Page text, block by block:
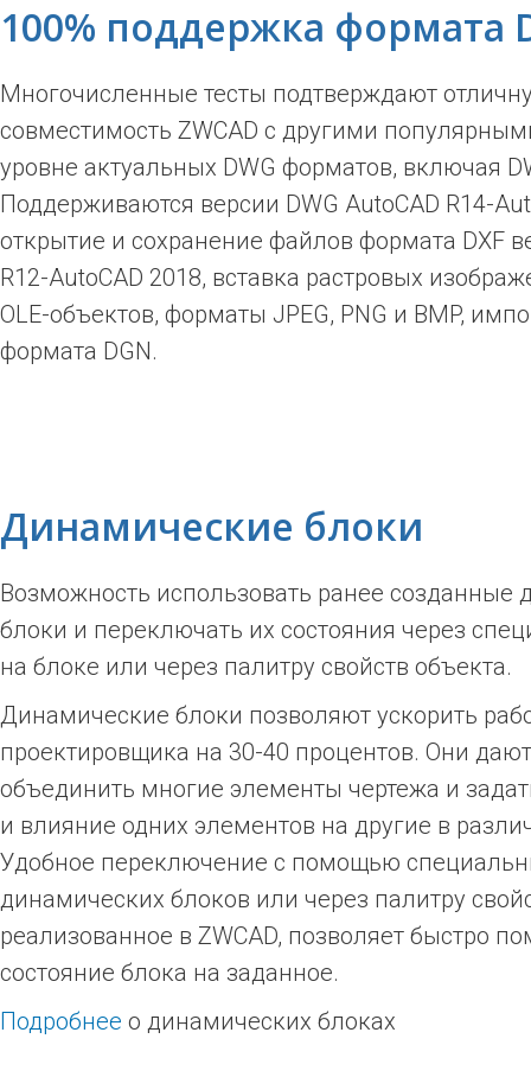
100% поддержка формата
Многочисленные тесты подтверждают
совместимость ZWCAD с другими
уровне актуальных DWG форматов, включая
Поддерживаются версии DWG AutoCAD R14-
открытие и сохранение файлов формата DXF
R12-AutoCAD 2018, вставка растровых
OLE-объектов, форматы JPEG, PNG и BMP,
формата DGN.
Динамические блоки
Возможность использовать ранее созданные
блоки и переключать их состояния через
на блоке или через палитру свойств объекта.
Динамические блоки позволяют ускорить
проектировщика на 30-40 процентов. Они
объединить многие элементы чертежа и
и влияние одних элементов на другие в
Удобное переключение с помощью
динамических блоков или через палитру
реализованное в ZWCAD, позволяет быстро
состояние блока на заданное.
Подробнее о динамических блоках